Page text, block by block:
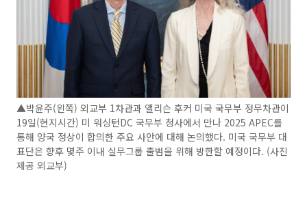
▲박윤주(왼쪽) 외교부 1차관과 앨리슨 후커 미국 국무부 정무차관이
19일(현지시간) 미 워싱턴DC 국무부 청사에서 만나 2025 APEC를
통해 양국 정상이 합의한 주요 사안에 대해 논의했다. 미국 국무부 대
표단은 향후 몇주 이내 실무그룹 출범을 위해 방한할 예정이다. (사진
제공 외교부)